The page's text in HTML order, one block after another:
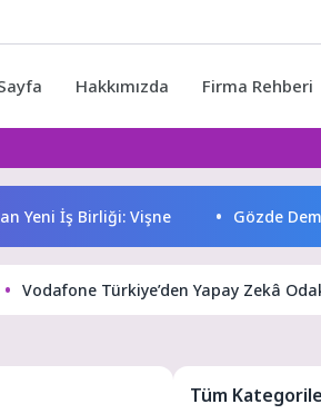
Hakkımızda Firma Rehberi
İş Birliği: Vişne Gözde
Vodafone Türkiye’den Yapay Zekâ
Tüm